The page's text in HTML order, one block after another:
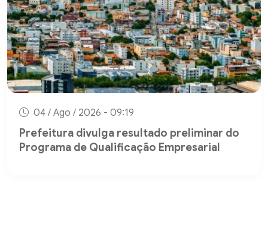
04 / Ago / 2026 - 09:19
Prefeitura divulga resultado preliminar do
Programa de Qualificação Empresarial